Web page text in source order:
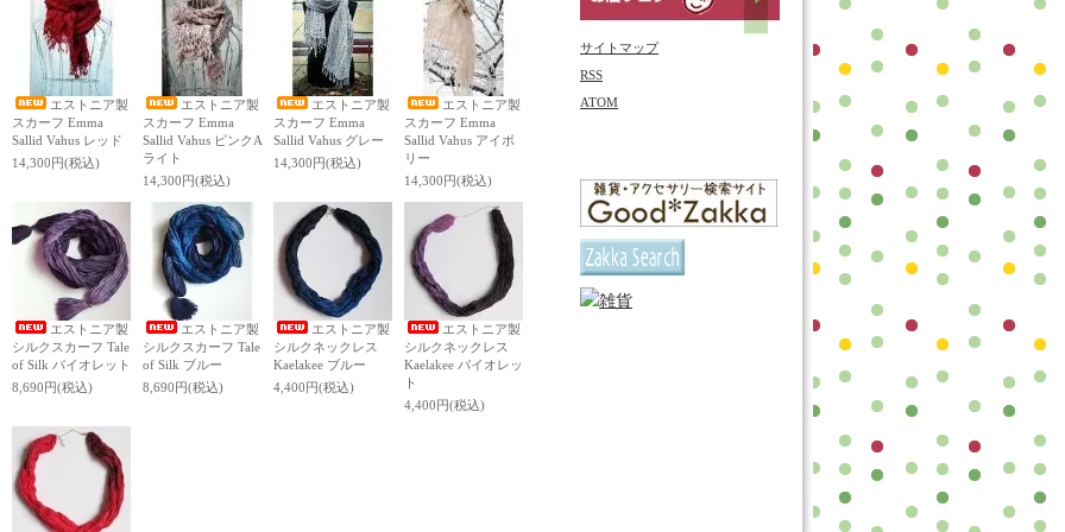
エストニア製
スカーフ Emma
Sallid Vahus レッド
14,300円(税込)
エストニア製
スカーフ Emma
Sallid Vahus ピンクA
ライト
14,300円(税込)
エストニア製
スカーフ Emma
Sallid Vahus グレー
14,300円(税込)
エストニア製
スカーフ Emma
Sallid Vahus アイボ
リー
14,300円(税込)
エストニア製
シルクスカーフ Tale
of Silk バイオレット
8,690円(税込)
エストニア製
シルクスカーフ Tale
of Silk ブルー
8,690円(税込)
エストニア製
シルクネックレス
Kaelakee ブルー
4,400円(税込)
エストニア製
シルクネックレス
Kaelakee バイオレッ
ト
4,400円(税込)
サイトマップ
RSS
ATOM